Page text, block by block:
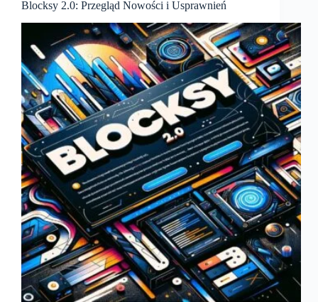
Blocksy 2.0: Przegląd Nowości i Usprawnień